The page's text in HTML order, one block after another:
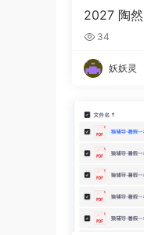
2027 陶
理解训练
34
妖妖灵